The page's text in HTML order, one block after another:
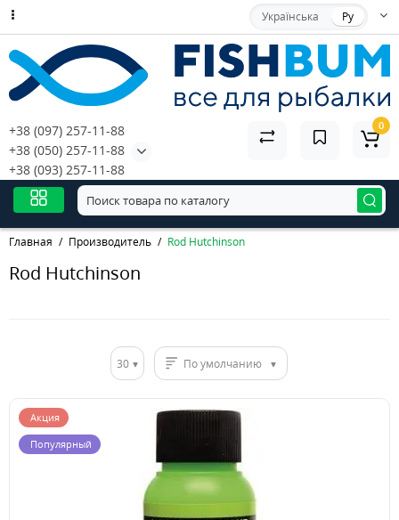
Українська Ру
+38 (097) 257-11-88
+38 (050) 257-11-88
+38 (093) 257-11-88
0
Главная Производитель Rod Hutchinson
Rod Hutchinson
30 По умолчанию
Акция
Популярный